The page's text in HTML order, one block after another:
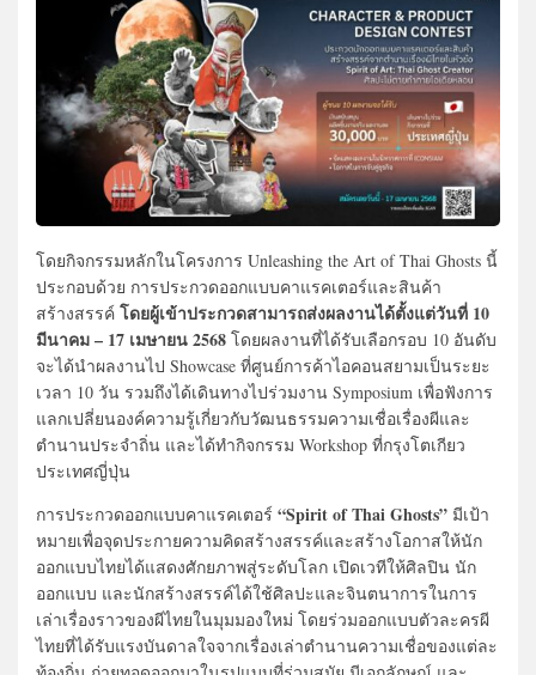
โดยกิจกรรมหลักในโครงการ Unleashing the Art of Thai Ghosts นี้
ประกอบด้วย การประกวดออกแบบคาแรคเตอร์และสินค้า
สร้างสรรค์ โดยผู้เข้าประกวดสามารถส่งผลงานได้ตั้งแต่วันที่ 10
มีนาคม – 17 เมษายน 2568 โดยผลงานที่ได้รับเลือกรอบ 10 อันดับ
จะได้นำผลงานไป Showcase ที่ศูนย์การค้าไอคอนสยามเป็นระยะ
เวลา 10 วัน รวมถึงได้เดินทางไปร่วมงาน Symposium เพื่อฟังการ
แลกเปลี่ยนองค์ความรู้เกี่ยวกับวัฒนธรรมความเชื่อเรื่องผีและ
ตำนานประจำถิ่น และได้ทำกิจกรรม Workshop ที่กรุงโตเกียว
ประเทศญี่ปุ่น
การประกวดออกแบบคาแรคเตอร์ “Spirit of Thai Ghosts” มีเป้า
หมายเพื่อจุดประกายความคิดสร้างสรรค์และสร้างโอกาสให้นัก
ออกแบบไทยได้แสดงศักยภาพสู่ระดับโลก เปิดเวทีให้ศิลปิน นัก
ออกแบบ และนักสร้างสรรค์ได้ใช้ศิลปะและจินตนาการในการ
เล่าเรื่องราวของผีไทยในมุมมองใหม่ โดยร่วมออกแบบตัวละครผี
ไทยที่ได้รับแรงบันดาลใจจากเรื่องเล่าตำนานความเชื่อของแต่ละ